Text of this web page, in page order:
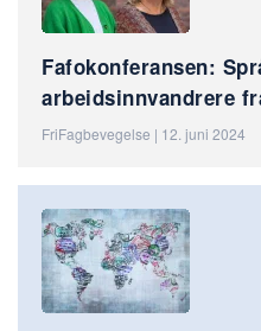
Fafokonferansen:
arbeidsinnvandrere
FriFagbevegelse | 12. juni 2024